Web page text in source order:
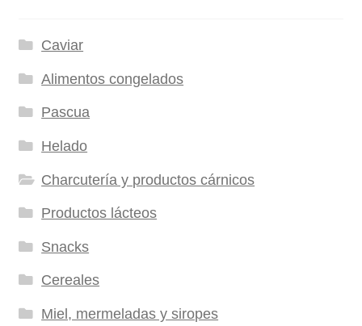
Caviar
Alimentos congelados
Pascua
Helado
Charcutería y productos cárnicos
Productos lácteos
Snacks
Cereales
Miel, mermeladas y siropes